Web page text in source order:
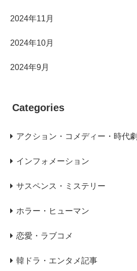
2024年11月
2024年10月
2024年9月
Categories
アクション・コメディー・時代劇
インフォメーション
サスペンス・ミステリー
ホラー・ヒューマン
恋愛・ラブコメ
韓ドラ・エンタメ記事